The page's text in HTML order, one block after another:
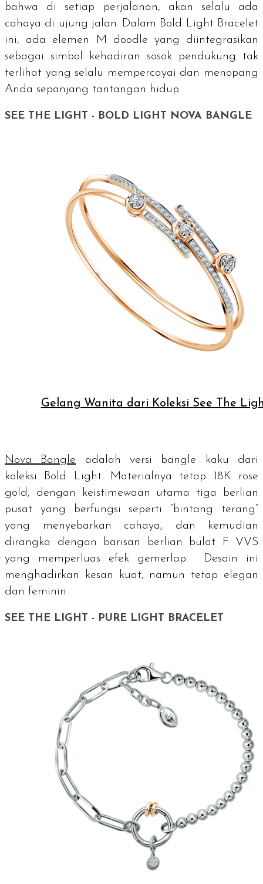
bahwa di setiap perjalanan, akan selalu ada
cahaya di ujung jalan. Dalam Bold Light Bracelet
ini, ada elemen M doodle yang diintegrasikan
sebagai simbol kehadiran sosok pendukung tak
terlihat yang selalu mempercayai dan menopang
Anda sepanjang tantangan hidup.
SEE THE LIGHT - BOLD LIGHT NOVA BANGLE
Gelang Wanita dari Koleksi See The
Nova Bangle adalah versi bangle kaku dari
koleksi Bold Light. Materialnya tetap 18K rose
gold , dengan keistimewaan utama tiga berlian
pusat yang berfungsi seperti “bintang terang”
yang menyebarkan cahaya, dan kemudian
dirangka dengan barisan berlian bulat F VVS
yang memperluas efek gemerlap. Desain ini
menghadirkan kesan kuat, namun tetap elegan
dan feminin.
SEE THE LIGHT - PURE LIGHT BRACELET